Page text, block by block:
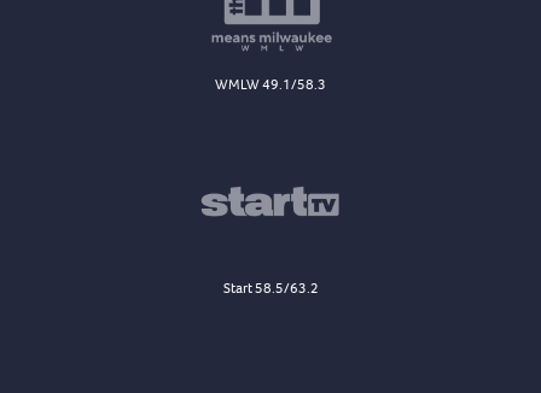
WMLW 49.1/58.3
Start 58.5/63.2